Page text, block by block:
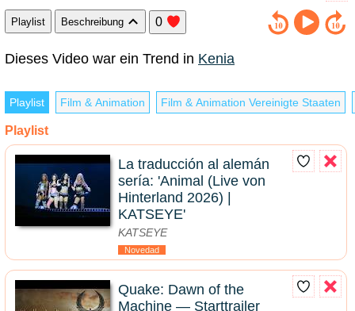
Playlist Beschreibung 0
Dieses Video war ein Trend in Kenia
Playlist Film & Animation Film & Animation Vereinigte Staaten
Playlist
La traducción al alemán
sería: 'Animal (Live von
Hinterland 2026) |
KATSEYE'
KATSEYE
Novedad
Quake: Dawn of the
Machine — Starttrailer